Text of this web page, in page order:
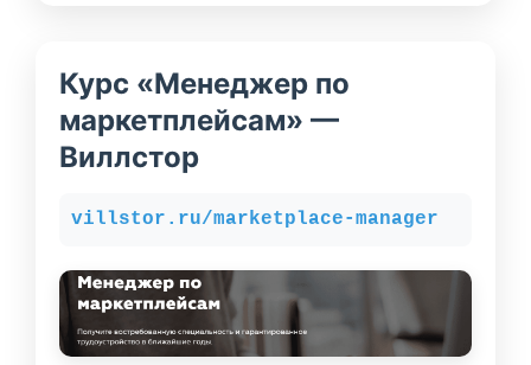
Курс «Менеджер по
маркетплейсам» —
Виллстор
villstor.ru/marketplace-manager